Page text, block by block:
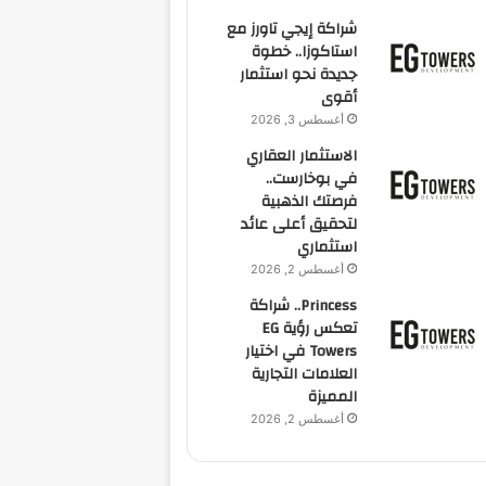
شراكة إيجي تاورز مع
استاكوزا.. خطوة
جديدة نحو استثمار
أقوى
أغسطس 3, 2026
الاستثمار العقاري
في بوخارست..
فرصتك الذهبية
لتحقيق أعلى عائد
استثماري
أغسطس 2, 2026
Princess.. شراكة
تعكس رؤية EG
Towers في اختيار
العلامات التجارية
المميزة
أغسطس 2, 2026